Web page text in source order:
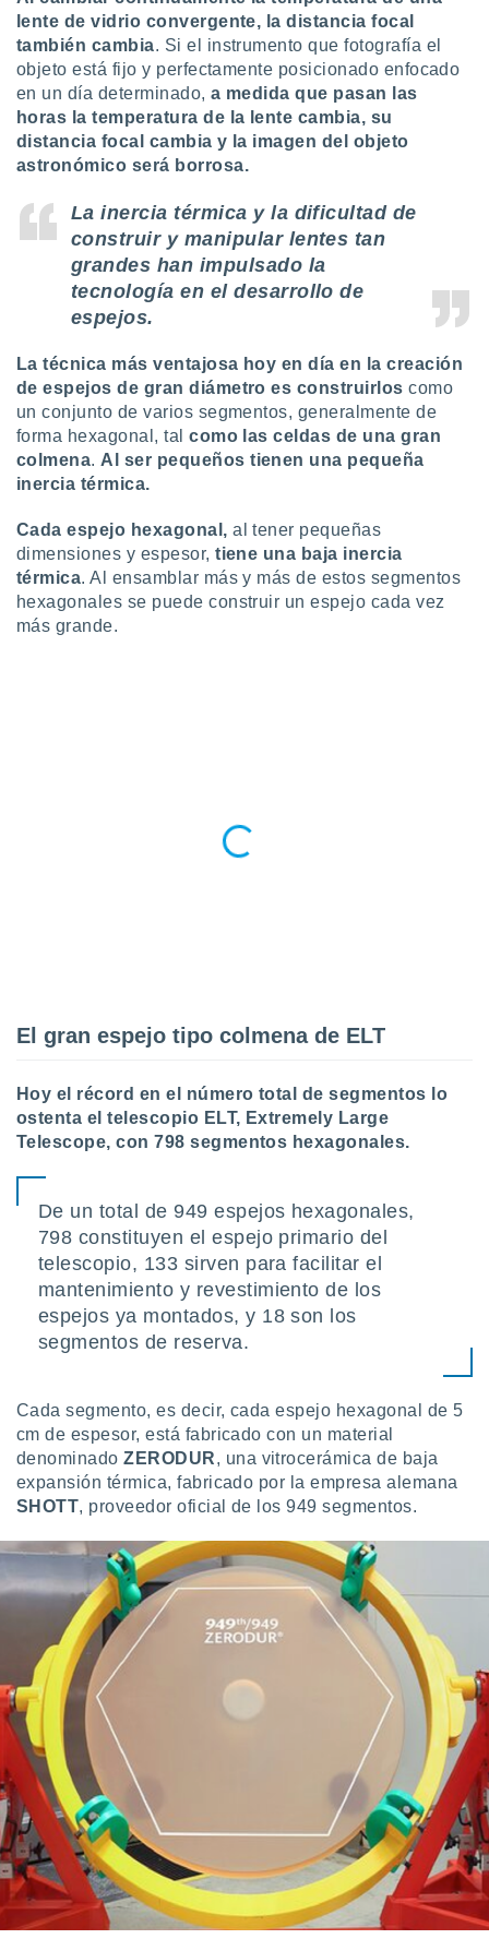
lente de vidrio convergente, la distancia focal
también cambia. Si el instrumento que fotografía el
objeto está fijo y perfectamente posicionado enfocado
en un día determinado,a medida que pasan las
horas la temperatura de la lente cambia, su
distancia focal cambia y la imagen del objeto
astronómico será borrosa.
La inercia térmica y la dificultad de
construir y manipular lentes tan
grandes han impulsado la
tecnología en el desarrollo de
espejos.
La técnica más ventajosa hoy en día en la creación
de espejos de gran diámetro es construirlos como
un conjunto de varios segmentos, generalmente de
forma hexagonal, talcomo las celdas de una gran
colmena. Al ser pequeños tienen una pequeña
inercia térmica.
Cada espejo hexagonal, al tener pequeñas
dimensiones y espesor,tiene una baja inercia
térmica. Al ensamblar más y más de estos segmentos
hexagonales se puede construir un espejo cada vez
más grande.
El gran espejo tipo colmena de ELT
Hoy el récord en el número total de segmentos lo
ostenta el telescopio ELT, Extremely Large
Telescope, con 798 segmentos hexagonales.
De un total de 949 espejos hexagonales,
798 constituyen el espejo primario del
telescopio, 133 sirven para facilitar el
mantenimiento y revestimiento de los
espejos ya montados, y 18 son los
segmentos de reserva.
Cada segmento, es decir, cada espejo hexagonal de 5
cm de espesor, está fabricado con un material
denominadoZERODUR, una vitrocerámica de baja
expansión térmica, fabricado por la empresa alemana
SHOTT, proveedor oficial de los 949 segmentos.